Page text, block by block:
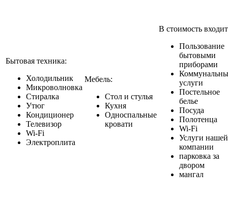
Бытовая техника:
Холодильник
Микроволновка
Стиралка
Утюг
Кондиционер
Телевизор
Wi-Fi
Электроплита
Мебель:
Стол и стулья
Кухня
Односпальные
кровати
В стоимость
Пользование
бытовыми
приборами
услуги
Постельное
белье
Посуда
Полотенца
Wi-Fi
Услуги нашей
компании
парковка за
двором
мангал